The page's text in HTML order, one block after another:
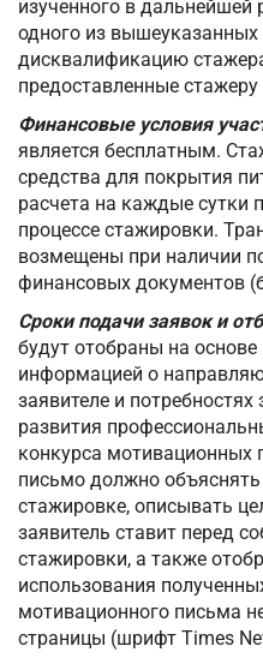
изученного в дальнейшей
одного из вышеуказанных
дисквалификацию
предоставленные
Финансовые условия
является бесплатным.
средства для покрытия
расчета на каждые сутки
процессе стажировки.
возмещены при наличии
финансовых документов
Сроки подачи заявок и
будут отобраны на
информацией о
заявителе и потребностях
развития
конкурса мотивационных
письмо должно объяснять
стажировке, описывать
заявитель ставит перед
стажировки, а также
использования
мотивационного письма
страницы (шрифт Times